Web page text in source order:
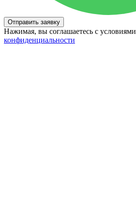
Отправить заявку
Нажимая, вы соглашаетесь с условиями
конфиденциальности